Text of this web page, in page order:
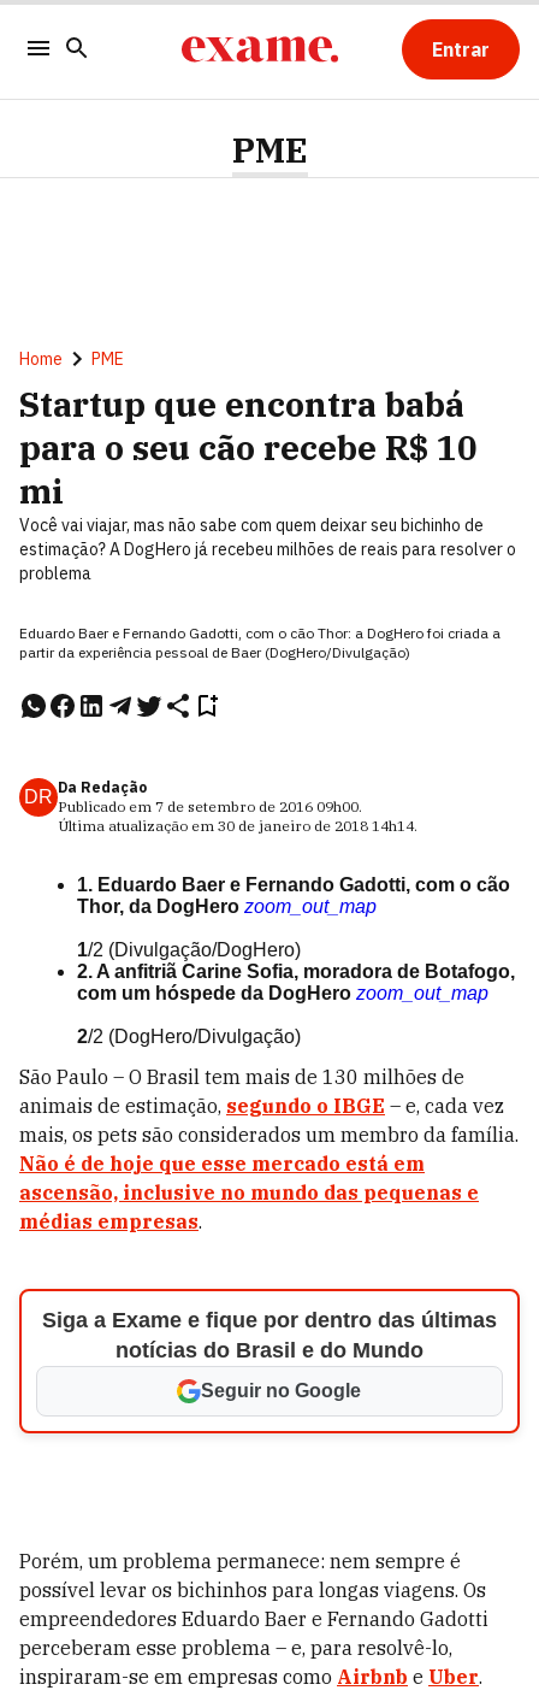
Entrar
PME
Home PME
Startup que encontra babá
para o seu cão recebe R$ 10
mi
Você vai viajar, mas não sabe com quem deixar seu bichinho de
estimação? A DogHero já recebeu milhões de reais para resolver o
problema
Eduardo Baer e Fernando Gadotti, com o cão Thor: a DogHero foi criada a
partir da experiência pessoal de Baer (DogHero/Divulgação)
DR Da Redação
Publicado em 7 de setembro de 2016 09h00.
Última atualização em 30 de janeiro de 2018 14h14.
1. Eduardo Baer e Fernando Gadotti, com o cão
Thor, da DogHero zoom_out_map
1/2 (Divulgação/DogHero)
2. A anfitriã Carine Sofia, moradora de Botafogo,
com um hóspede da DogHero zoom_out_map
2/2 (DogHero/Divulgação)
São Paulo – O Brasil tem mais de 130 milhões de
animais de estimação, segundo o IBGE – e, cada vez
mais, os pets são considerados um membro da família.
Não é de hoje que esse mercado está em
ascensão, inclusive no mundo das pequenas e
médias empresas.
Siga a Exame e fique por dentro das últimas
notícias do Brasil e do Mundo
Seguir no Google
Porém, um problema permanece: nem sempre é
possível levar os bichinhos para longas viagens. Os
empreendedores Eduardo Baer e Fernando Gadotti
perceberam esse problema – e, para resolvê-lo,
inspiraram-se em empresas como Airbnb e Uber.